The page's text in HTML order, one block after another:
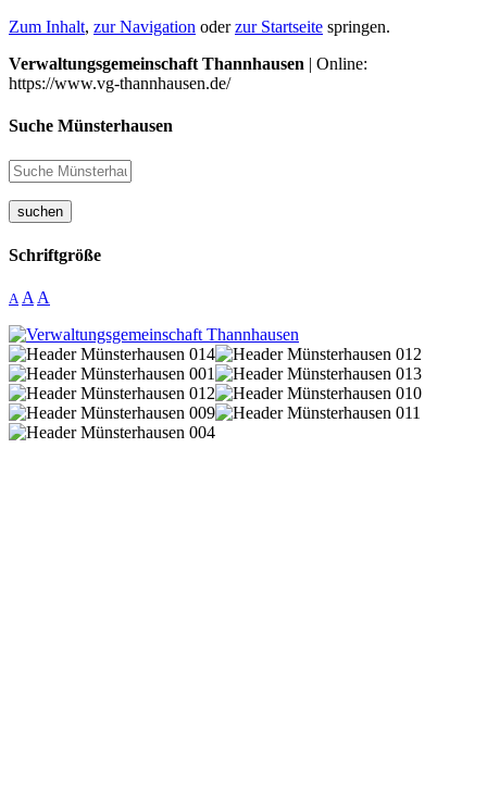
Zum Inhalt, zur Navigation oderzur Startseite springen.
Verwaltungsgemeinschaft Thannhausen | Online:
https://www.vg-thannhausen.de/
Suche Münsterhausen
suchen
Schriftgröße
A A A